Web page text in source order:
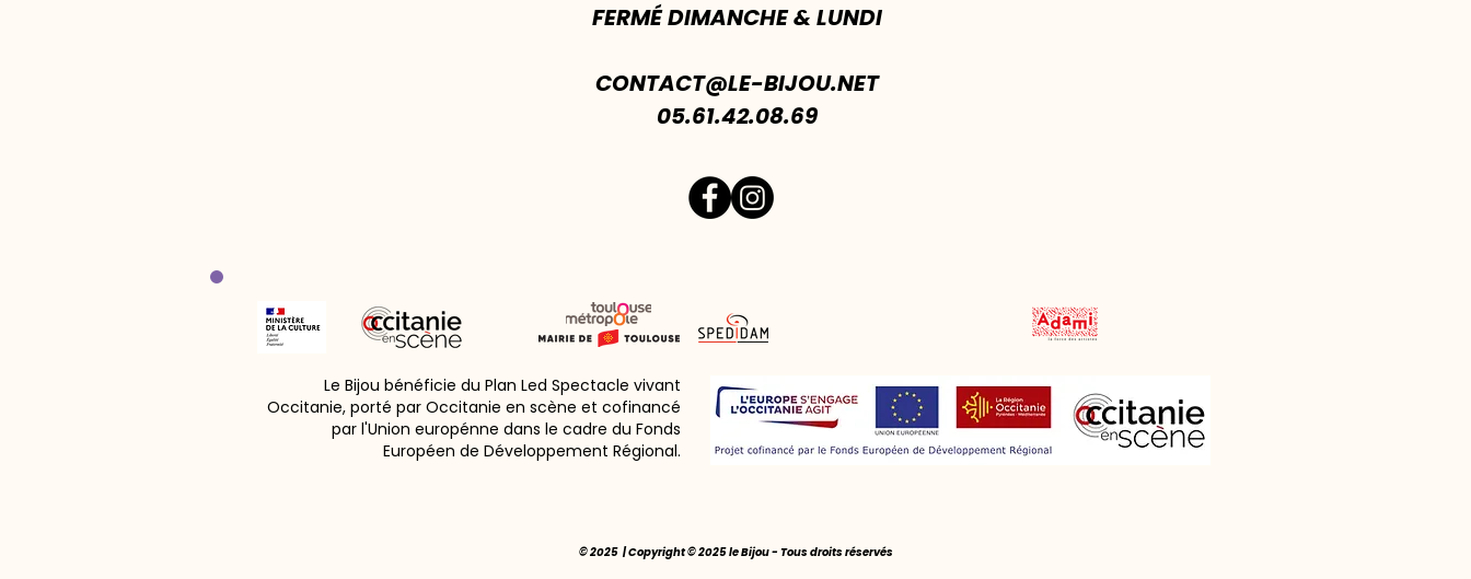
FERMÉ DIMANCHE & LUNDI
CONTACT@LE-BIJOU.NET
05.61.42.08.69
Le Bijou bénéficie du Plan Led Spectacle vivant
Occitanie, porté par Occitanie en scène et cofinancé
par l'Union europénne dans le cadre du Fonds
Européen de Développement Régional.
© 2025 | Copyright © 2025 le Bijou - Tous droits réservés